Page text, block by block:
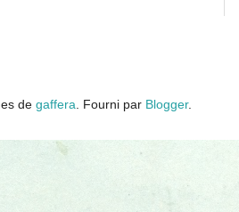
de gaffera . Fourni par Blogger.